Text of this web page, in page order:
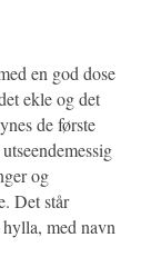
en god dose
ekle og det
de første
og
Det står
med navn